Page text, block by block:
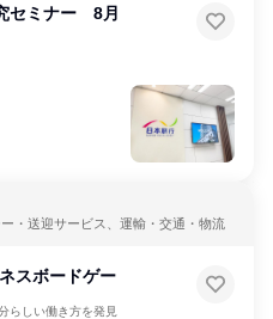
セミナー 8月
・送迎サービス、運輸・交通・物流
スボードゲー
らしい働き方を発見